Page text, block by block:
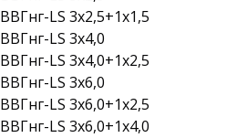
ВВГнг-LS 3х2,5+1х1,5
ВВГнг-LS 3х4,0
ВВГнг-LS 3х4,0+1х2,5
ВВГнг-LS 3х6,0
ВВГнг-LS 3х6,0+1х2,5
ВВГнг-LS 3х6,0+1х4,0